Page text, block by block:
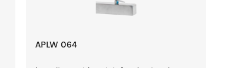
APLW 064